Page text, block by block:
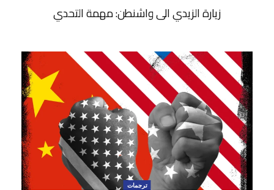
زيارة الزيدي الى واشنطن: مهمة التحدي
ترجمات